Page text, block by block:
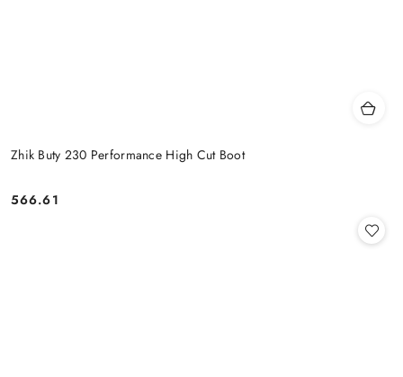
Zhik Buty 230 Performance High Cut Boot
Cena:
566.61